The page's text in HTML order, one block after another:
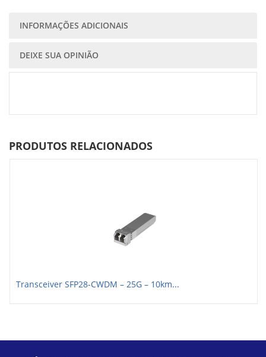
INFORMAÇÕES ADICIONAIS
DEIXE SUA OPINIÃO
PRODUTOS RELACIONADOS
Transceiver SFP28-CWDM – 25G – 10km...